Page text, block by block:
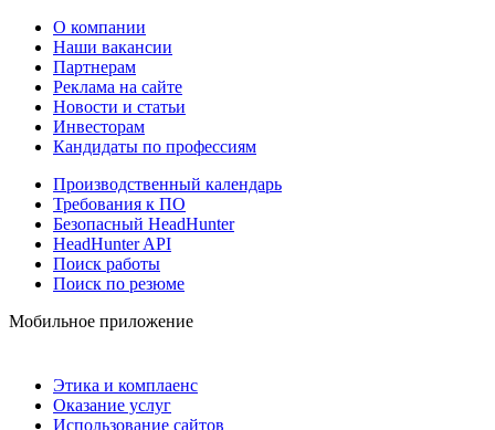
О компании
Наши вакансии
Партнерам
Реклама на сайте
Новости и статьи
Инвесторам
Кандидаты по профессиям
Производственный календарь
Требования к ПО
Безопасный HeadHunter
HeadHunter API
Поиск работы
Поиск по резюме
Мобильное приложение
Этика и комплаенс
Оказание услуг
Использование сайтов